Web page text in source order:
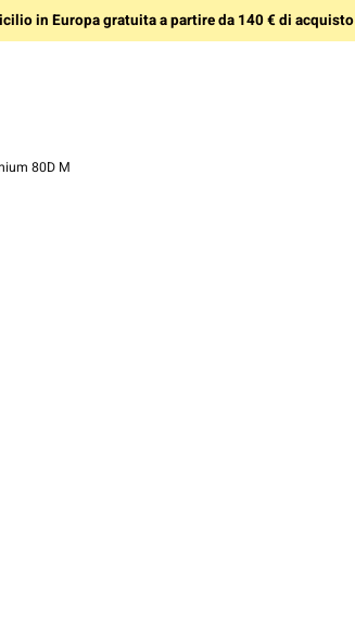
in Europa gratuita a partire da 140 € di acquisto
80D M